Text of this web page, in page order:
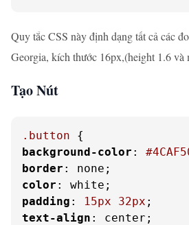
Quy tắc CSS này định dạng tất cả các
Georgia, kích thước 16px,(height 1.6 và
Tạo Nút
.button
background-color :
border
color
padding : 15px 32px
text-align